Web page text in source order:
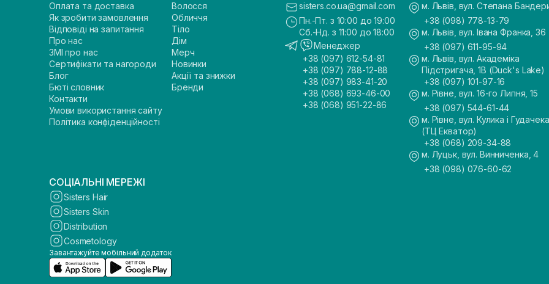
Оплата та доставка
Як зробити замовлення
Відповіді на запитання
Про нас
ЗМІ про нас
Сертифікати та нагороди
Блог
Бюті словник
Контакти
Умови використання сайту
Політика конфіденційності
Волосся
Обличчя
Тіло
Дім
Мерч
Новинки
Акції та знижки
Бренди
sisters.co.ua@gmail.com
Пн.-Пт. з 10:00 до 19:00
Сб.-Нд. з 11:00 до 18:00
Менеджер
+38 (097) 612-54-81
+38 (097) 788-12-88
+38 (097) 983-41-20
+38 (068) 693-46-00
+38 (068) 951-22-86
м. Львів, вул. Степана
+38 (098) 778-13-79
м. Львів, вул. Івана Франка, 36
+38 (097) 611-95-94
м. Львів, вул. Академіка
Підстригача, 1В (Duck's Lake)
+38 (097) 101-97-16
м. Рівне, вул. 16-го Липня, 15
+38 (097) 544-61-44
м. Рівне, вул. Кулика і
(ТЦ Екватор)
+38 (068) 209-34-88
м. Луцьк, вул. Винниченка, 4
+38 (098) 076-60-62
СОЦІАЛЬНІ МЕРЕЖІ
Sisters Hair
Sisters Skin
Distribution
Cosmetology
Завантажуйте мобільний додаток